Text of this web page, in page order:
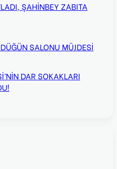
ŞAHİNBEY ZABITA
SALONU MÜJDESİ
DAR SOKAKLARI